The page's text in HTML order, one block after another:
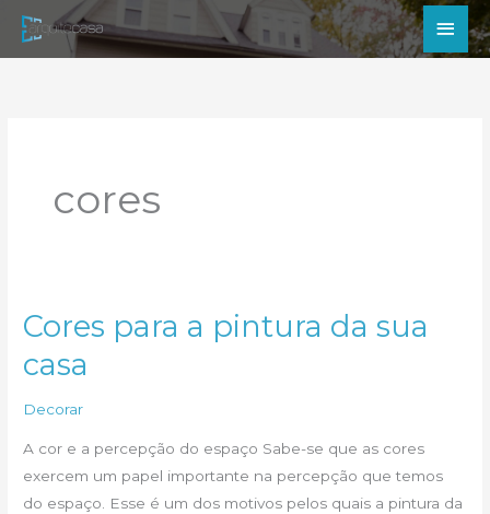
para
cores
Cores para a pintura da sua
casa
Decorar
A cor e a percepção do espaço Sabe-se que as cores
exercem um papel importante na percepção que temos
do espaço. Esse é um dos motivos pelos quais a pintura da